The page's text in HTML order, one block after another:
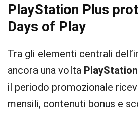
PlayStation Plus
Days of Play
Tra gli elementi centrali
ancora una volta
il periodo promozionale
mensili, contenuti bonus e